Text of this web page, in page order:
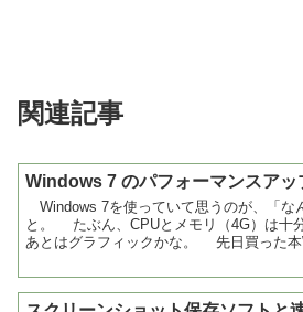
関連記事
Windows 7 のパフォーマンスアッ
Windows 7を使っていて思うのが、「な
と。 たぶん、CPUとメモリ（4G）は十
あとはグラフィックかな。 先日買った本